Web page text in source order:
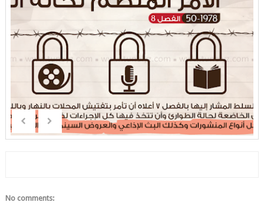
No comments: